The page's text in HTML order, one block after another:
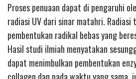
Proses penuaan dapat di pengaruhi
radiasi UV dari sinar matahri.
pembentukan radikal bebas yang
Hasil studi ilmiah menyatakan
dapat menimbulkan pembentukan